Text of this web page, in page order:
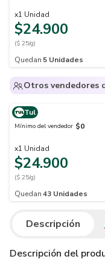
x1 Unidad
$24.900
($ 25/g)
Quedan 5 Unidades
Otros vendedores
Tul
Mínimo del vendedor $0
x1 Unidad
$24.900
($ 25/g)
Quedan43 Unidades
Descripción
Descripción del